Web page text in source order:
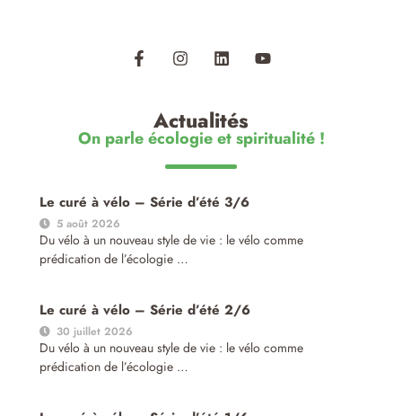
Actualités
On parle écologie et spiritualité !
Le curé à vélo – Série d’été 3/6
5 août 2026
Du vélo à un nouveau style de vie : le vélo comme
prédication de l’écologie …
Le curé à vélo – Série d’été 2/6
30 juillet 2026
Du vélo à un nouveau style de vie : le vélo comme
prédication de l’écologie …